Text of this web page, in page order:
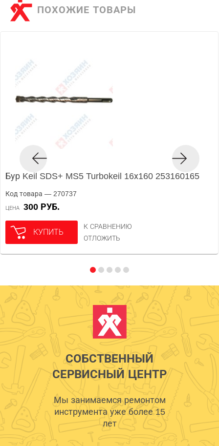
ПОХОЖИЕ ТОВАРЫ
Бур Keil SDS+ MS5 Turbokeil 16х160 253160165
Код товара — 270737
ЦЕНА 300 РУБ.
КУПИТЬ
К СРАВНЕНИЮ
ОТЛОЖИТЬ
СОБСТВЕННЫЙ
СЕРВИСНЫЙ ЦЕНТР
Мы занимаемся ремонтом
инструмента уже более 15
лет